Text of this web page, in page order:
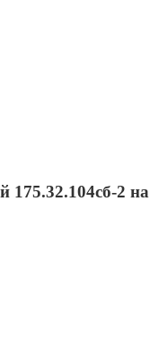
175.32.104сб-2 на